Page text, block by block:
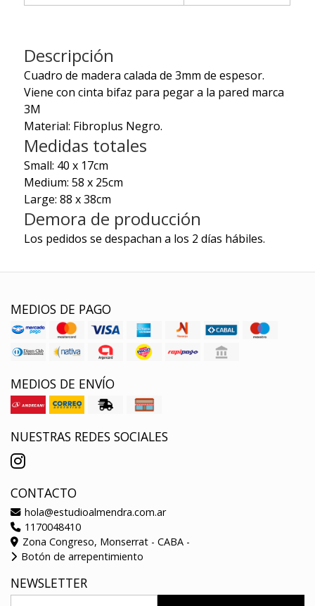
Descripción
Cuadro de madera calada de 3mm de espesor.
Viene con cinta bifaz para pegar a la pared marca
3M
Material: Fibroplus Negro.
Medidas totales
Small: 40 x 17cm
Medium: 58 x 25cm
Large: 88 x 38cm
Demora de producción
Los pedidos se despachan a los 2 días hábiles.
MEDIOS DE PAGO
MEDIOS DE ENVÍO
NUESTRAS REDES SOCIALES
CONTACTO
hola@estudioalmendra.com.ar
1170048410
Zona Congreso, Monserrat - CABA -
Botón de arrepentimiento
NEWSLETTER